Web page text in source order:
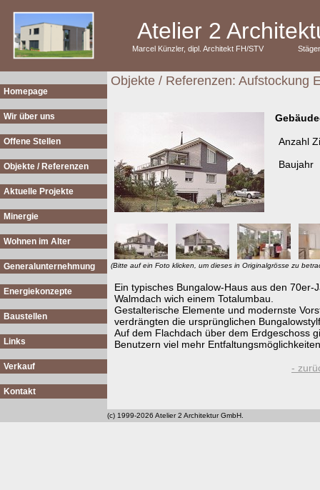
Atelier 2
Marcel Künzler, dipl. Architekt FH/STV
Homepage
Wir über uns
Offene Stellen
Objekte / Referenzen
Aktuelle Projekte
Minergie
Wohnen im Alter
Generalunternehmung
Energiekonzepte
Baustellen
Links
Verkauf
Kontakt
Objekte / Referenzen: Aufstockung
Anzahl
Baujahr
(Bitte auf ein Foto klicken, um dieses in Originalgrösse zu
Ein typisches Bungalow-Haus aus den
Walmdach wich einem Totalumbau.
Gestalterische Elemente und modernste
verdrängten die ursprünglichen
Auf dem Flachdach über dem Erdgeschoss
Benutzern viel mehr
-
(c) 1999-2026 Atelier 2 Architektur GmbH.